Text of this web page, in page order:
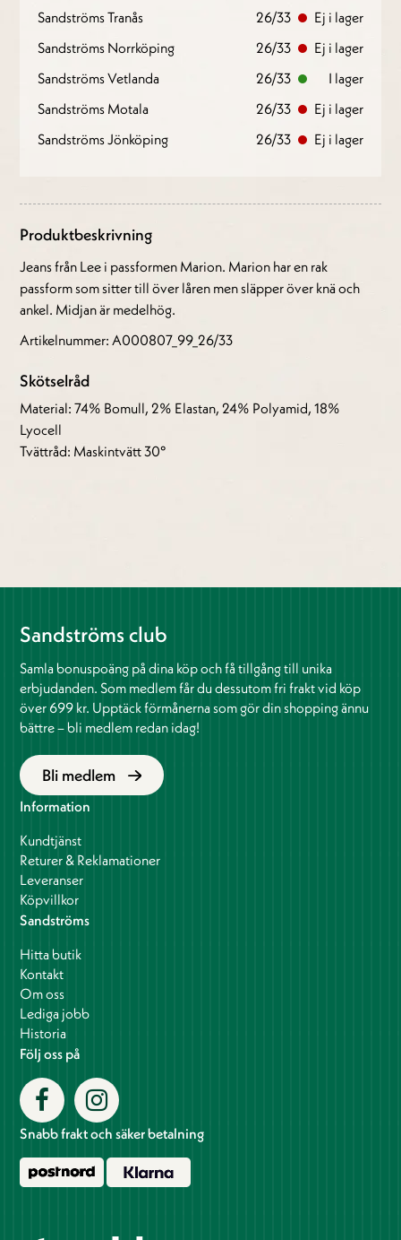
Sandströms Tranås
26/33
Ej i lager
Sandströms Norrköping
26/33
Ej i lager
Sandströms Vetlanda
26/33
I lager
Sandströms Motala
26/33
Ej i lager
Sandströms Jönköping
26/33 Ej i lager
Produktbeskrivning
Jeans från Lee i passformen Marion. Marion har en rak
passform som sitter till över låren men släpper över knä och
ankel. Midjan är medelhög.
Artikelnummer: A000807_99_26/33
Skötselråd
Material: 74% Bomull, 2% Elastan, 24% Polyamid, 18%
Lyocell
Tvättråd: Maskintvätt 30°
Sandströms club
Samla bonuspoäng på dina köp och få tillgång till unika
erbjudanden. Som medlem får du dessutom fri frakt vid köp
över 699 kr. Upptäck förmånerna som gör din shopping ännu
bättre – bli medlem redan idag!
Bli medlem
Information
Kundtjänst
Returer & Reklamationer
Leveranser
Köpvillkor
Sandströms
Hitta butik
Kontakt
Om oss
Lediga jobb
Historia
Följ oss på
Snabb frakt och säker betalning